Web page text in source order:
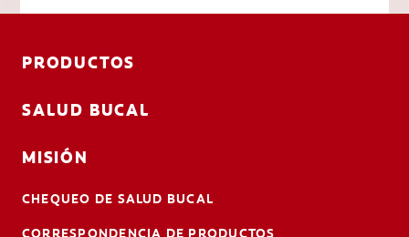
PRODUCTOS
SALUD BUCAL
MISIÓN
CHEQUEO DE SALUD BUCAL
CORRESPONDENCIA DE PRODUCTOS